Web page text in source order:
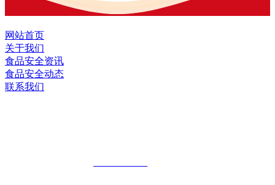
网站首页
关于我们
食品安全资讯
食品安全动态
联系我们